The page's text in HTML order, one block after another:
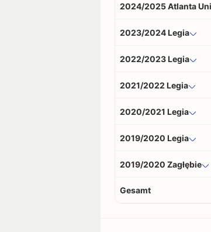
2024/2025 Atlanta
2023/2024 Legia
2022/2023 Legia
2021/2022 Legia
2020/2021 Legia
2019/2020 Legia
2019/2020 Zagłębie
Gesamt